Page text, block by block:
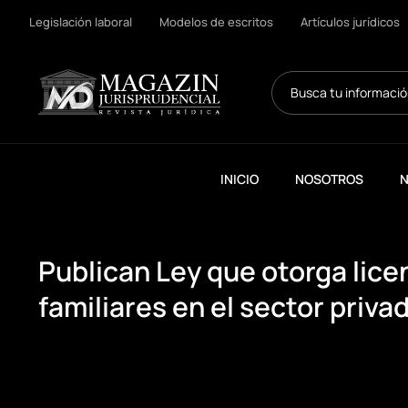
Legislación laboral Modelos de escritos Artículos jurídicos
Search
...
INICIO NOSOTROS
Publican Ley que otorga
familiares en el sector